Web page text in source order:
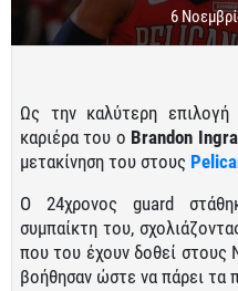
6
Ως την καλύτερη
καριέρα του ο Brandon
μετακίνηση του στους
Ο 24χρονος guard
συμπαίκτη του,
που του έχουν δοθεί στους
βοήθησαν ώστε να πάρει τα